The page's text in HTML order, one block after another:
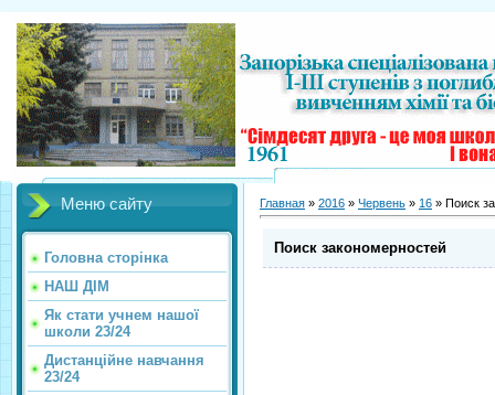
Меню сайту
Головна сторінка
НАШ ДІМ
Як стати учнем нашої
школи 23/24
Дистанційне навчання
23/24
Главная » 2016 » Червень » 16 » Поиск
Поиск закономерностей